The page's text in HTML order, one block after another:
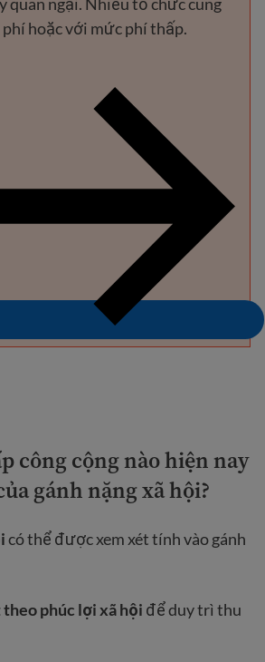
hoặc với mức phí thấp.
công cộng nào hiện nay
gánh nặng xã hội?
có thể được xem xét tính vào gánh
phúc lợi xã hội để duy trì thu